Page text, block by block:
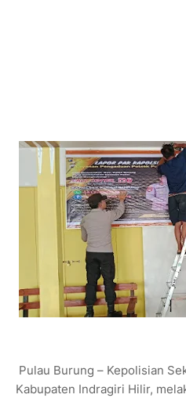
Pulau Burung – Kepolisian
Kabupaten Indragiri Hilir,